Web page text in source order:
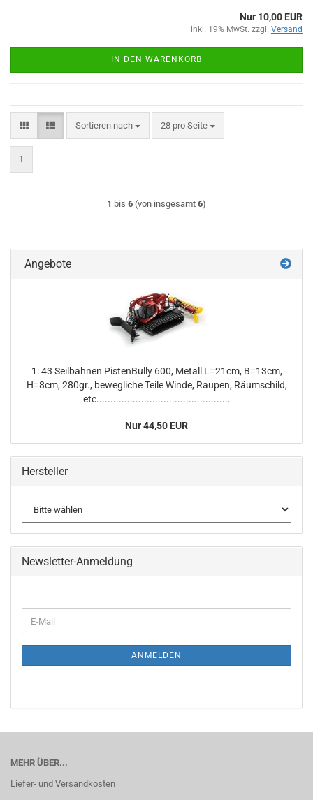
Nur 10,00 EUR
inkl. 19% MwSt. zzgl. Versand
IN DEN WARENKORB
Sortieren nach
Sortieren nach 28 pro Seite
pro Seite
1
1 bis 6 (von insgesamt 6)
Angebote
1: 43 Seilbahnen PistenBully 600, Metall L=21cm, B=13cm,
H=8cm, 280gr., bewegliche Teile Winde, Raupen, Räumschild,
etc................................................
Nur 44,50 EUR
Hersteller
Newsletter-Anmeldung
ZUR
E-
Mail
ANMELDEN
MEHR ÜBER...
Liefer- und Versandkosten